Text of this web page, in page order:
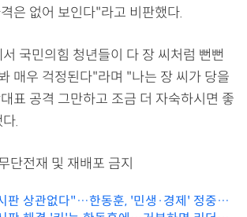
은 없어 보인다"라고 비판했다.
국민의힘 청년들이 다 장 씨처럼 뻔뻔
매우 걱정된다"라며 "나는 장 씨가 당을
표 공격 그만하고 조금 더 자숙하시면 좋
.
단전재 및 재배포 금지
판 상관없다"…한동훈, '민생·경제' 정중동